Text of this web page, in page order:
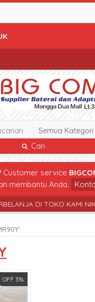
Cari
Customer service
membantu Anda.
DI TOKO KAMI
OFF 3%